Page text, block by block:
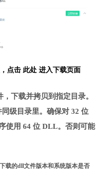
点击 此处 进入下载页面
下载并拷贝到指定目录。
级目录里。确保对 32 位
使用 64 位 DLL。否则可能
载的dll文件版本和系统版本是否